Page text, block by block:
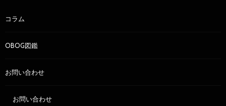
コラム
OBOG図鑑
お問い合わせ
お問い合わせ